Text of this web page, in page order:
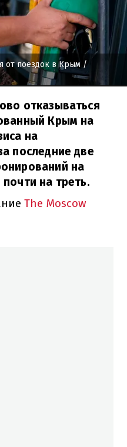
от поездок в Крым /
отказываться
Крым на
на
последние две
на
на треть.
The Moscow